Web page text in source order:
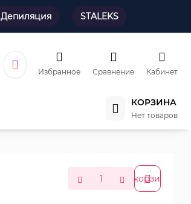
Депиляция STALEKS
Избранное Сравнение Кабинет
КОРЗИНА
Нет товаров
В корзину